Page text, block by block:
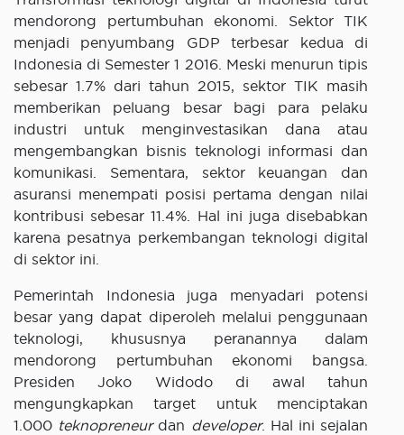
mendorong pertumbuhan ekonomi. Sektor TIK
menjadi penyumbang GDP terbesar kedua di
Indonesia di Semester 1 2016. Meski menurun tipis
sebesar 1.7% dari tahun 2015, sektor TIK masih
memberikan peluang besar bagi para pelaku
industri untuk menginvestasikan dana atau
mengembangkan bisnis teknologi informasi dan
komunikasi. Sementara, sektor keuangan dan
asuransi menempati posisi pertama dengan nilai
kontribusi sebesar 11.4%. Hal ini juga disebabkan
karena pesatnya perkembangan teknologi digital
di sektor ini.
Pemerintah Indonesia juga menyadari potensi
besar yang dapat diperoleh melalui penggunaan
teknologi, khususnya peranannya dalam
mendorong pertumbuhan ekonomi bangsa.
Presiden Joko Widodo di awal tahun
mengungkapkan target untuk menciptakan
1.000 teknopreneurdan developer. Hal ini sejalan